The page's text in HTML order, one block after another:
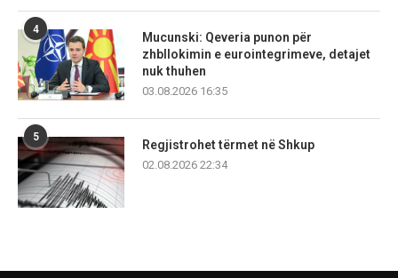
4
Mucunski: Qeveria punon për
zhbllokimin e eurointegrimeve, detajet
nuk thuhen
03.08.2026 16:35
5
Regjistrohet tërmet në Shkup
02.08.2026 22:34